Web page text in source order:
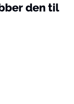
den til